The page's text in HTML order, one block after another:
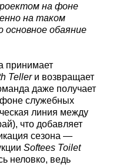
на фоне
на таком
основное обаяние
принимает
Tellerи возвращает
даже получает
фоне служебных
линия между
что добавляет
сезона —
Softees Toilet
неловко, ведь